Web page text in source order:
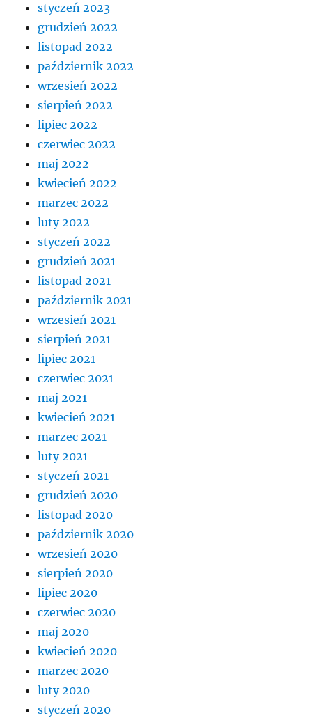
styczeń 2023
grudzień 2022
listopad 2022
październik 2022
wrzesień 2022
sierpień 2022
lipiec 2022
czerwiec 2022
maj 2022
kwiecień 2022
marzec 2022
luty 2022
styczeń 2022
grudzień 2021
listopad 2021
październik 2021
wrzesień 2021
sierpień 2021
lipiec 2021
czerwiec 2021
maj 2021
kwiecień 2021
marzec 2021
luty 2021
styczeń 2021
grudzień 2020
listopad 2020
październik 2020
wrzesień 2020
sierpień 2020
lipiec 2020
czerwiec 2020
maj 2020
kwiecień 2020
marzec 2020
luty 2020
styczeń 2020